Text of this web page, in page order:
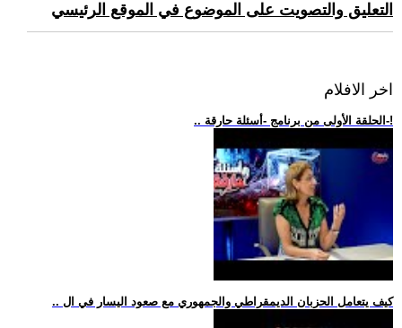
التعليق والتصويت على الموضوع في الموقع الرئيسي
اخر الافلام
.. الحلقة الأولى من برنامج -أسئلة حارقة-!
.. كيف يتعامل الحزبان الديمقراطي والجمهوري مع صعود اليسار في ال